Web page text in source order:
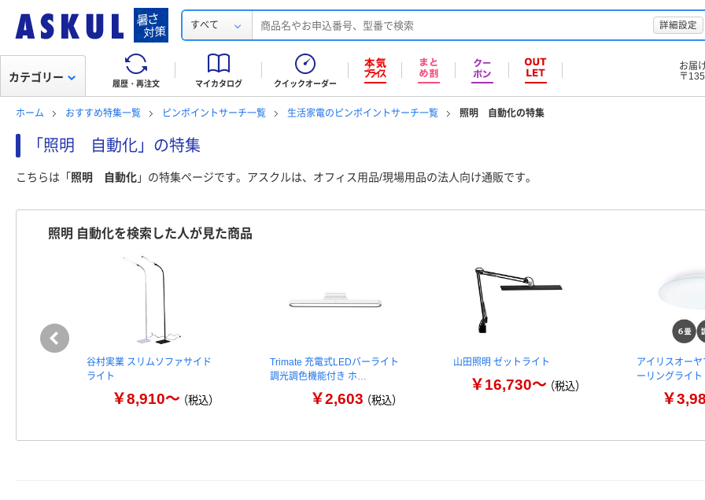
すべて 詳細設定
履歴・再注文 マイカタログ クイックオーダー
お届
〒
カテゴリー
ホーム おすすめ特集一覧 ピンポイントサーチ一覧 生活家電のピンポイントサーチ一覧 照明 自動化の特集
「照明 自動化」の特集
こちらは「 照明 自動化」の特集ページです。アスクルは、オフィス用品/現場用品の法人向け通販です。
照明 自動化を検索した人が見た商品
谷村実業 スリムソファサイド
ライト
￥8,910～（税込）
Trimate 充電式LEDバーライト
調光調色機能付き ホ…
￥2,603（税込）
山田照明 ゼットライト
￥16,730～（税込）
アイリスオー
ーリングライ
￥